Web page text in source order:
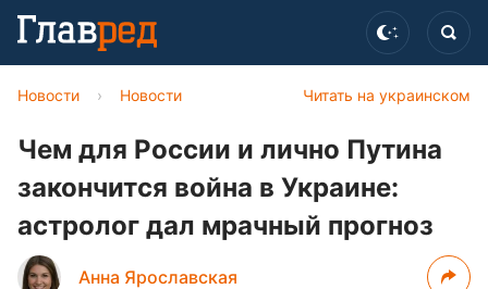
Читать на украинском
Новости › Новости
Чем для России и лично Путина
закончится война в Украине:
астролог дал мрачный прогноз
Анна Ярославская